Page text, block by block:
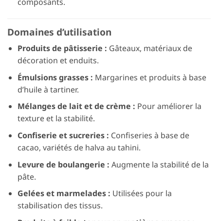
Domaines d’utilisation
Produits de pâtisserie : Gâteaux, matériaux de
décoration et enduits.
Émulsions grasses : Margarines et produits à base
d’huile à tartiner.
Mélanges de lait et de crème : Pour améliorer la
texture et la stabilité.
Confiserie et sucreries : Confiseries à base de
cacao, variétés de halva au tahini.
Levure de boulangerie : Augmente la stabilité de la
pâte.
Gelées et marmelades : Utilisées pour la
stabilisation des tissus.